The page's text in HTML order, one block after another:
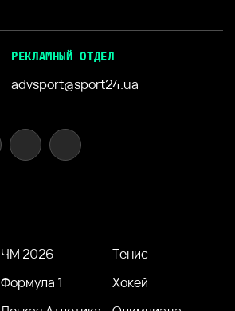
РЕКЛАМНЫЙ ОТДЕЛ
advsport@sport24.ua
ЧМ 2026
Тенис
Формула 1
Хокей